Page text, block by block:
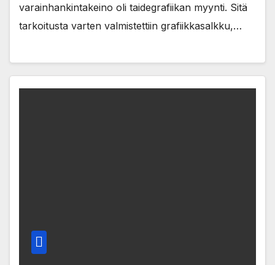
varainhankintakeino oli taidegrafiikan myynti. Sitä
tarkoitusta varten valmistettiin grafiikkasalkku,…